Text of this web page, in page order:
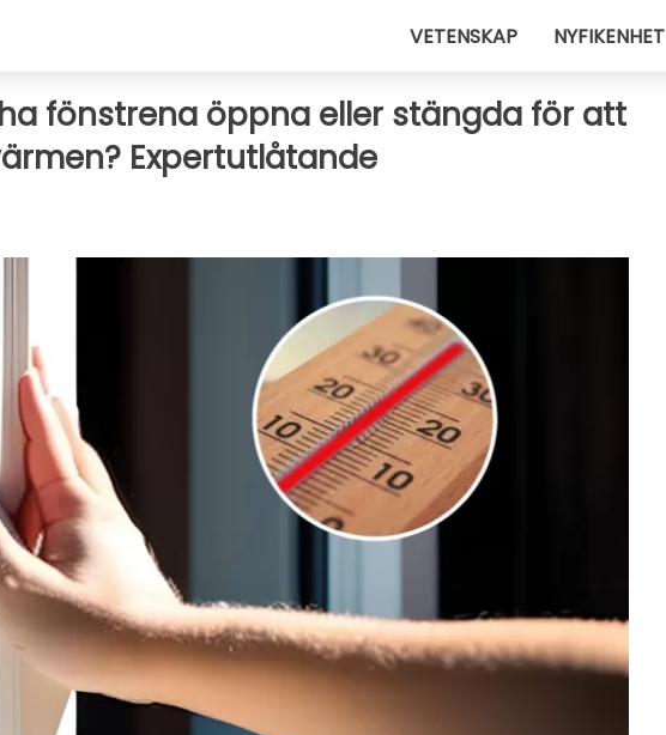
VETENSKAP NYFIKENHET
fönstrena öppna eller stängda för att
Expertutlåtande